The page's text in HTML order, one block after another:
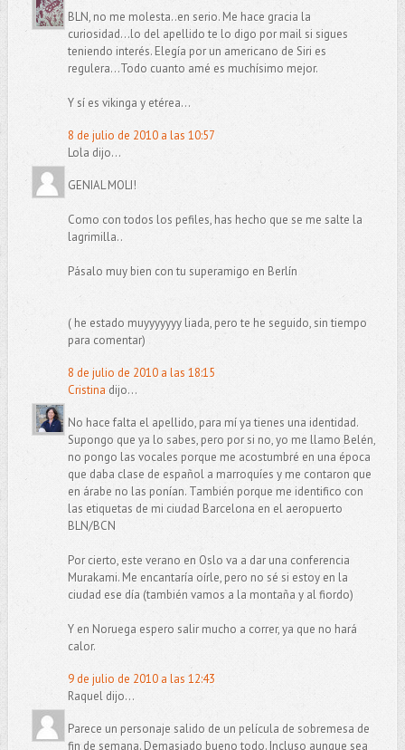
BLN, no me molesta..en serio. Me hace gracia la
curiosidad...lo del apellido te lo digo por mail si sigues
teniendo interés. Elegía por un americano de Siri es
regulera...Todo cuanto amé es muchísimo mejor.
Y sí es vikinga y etérea...
8 de julio de 2010 a las 10:57
Lola dijo...
GENIAL MOLI!
Como con todos los pefiles, has hecho que se me salte la
lagrimilla..
Pásalo muy bien con tu superamigo en Berlín
( he estado muyyyyyyy liada, pero te he seguido, sin tiempo
para comentar)
8 de julio de 2010 a las 18:15
Cristina dijo...
No hace falta el apellido, para mí ya tienes una identidad.
Supongo que ya lo sabes, pero por si no, yo me llamo Belén,
no pongo las vocales porque me acostumbré en una época
que daba clase de español a marroquíes y me contaron que
en árabe no las ponían. También porque me identifico con
las etiquetas de mi ciudad Barcelona en el aeropuerto
BLN/BCN
Por cierto, este verano en Oslo va a dar una conferencia
Murakami. Me encantaría oírle, pero no sé si estoy en la
ciudad ese día (también vamos a la montaña y al fiordo)
Y en Noruega espero salir mucho a correr, ya que no hará
calor.
9 de julio de 2010 a las 12:43
Raquel dijo...
Parece un personaje salido de un película de sobremesa de
fin de semana. Demasiado bueno todo. Incluso aunque sea